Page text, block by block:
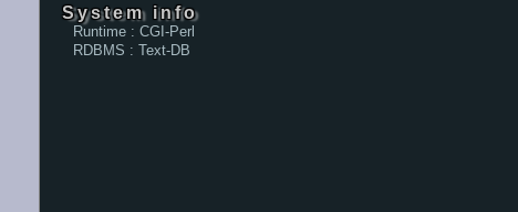
System info
Runtime : CGI-Perl
RDBMS : Text-DB